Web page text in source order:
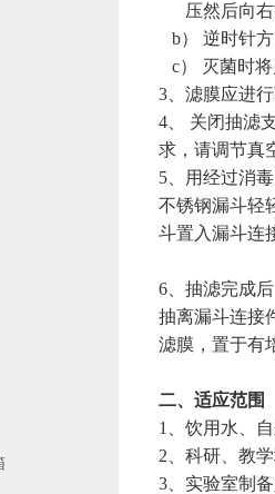
压然后向
b） 逆时针
c）
灭菌时
3
滤膜应进
4
关闭抽滤
求，请调节真
5 、用经过消
不锈钢漏斗轻
斗置入漏斗连
6 、抽滤完成
抽离漏斗连接
滤膜 ，置于有
二、 适应范围
1
饮用 水 、
2
科研、教
3 、实验室制